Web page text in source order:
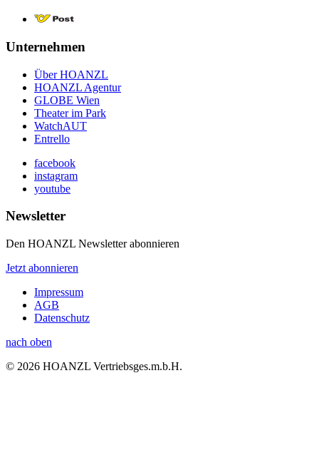
Unternehmen
Über HOANZL
HOANZL Agentur
GLOBE Wien
Theater im Park
WatchAUT
Entrello
facebook
instagram
youtube
Newsletter
Den HOANZL Newsletter abonnieren
Jetzt abonnieren
Impressum
AGB
Datenschutz
nach oben
© 2026 HOANZL Vertriebsges.m.b.H.